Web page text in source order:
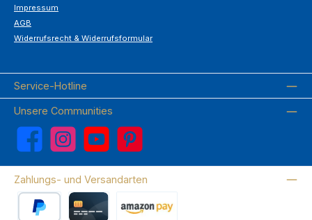
Impressum
AGB
Widerrufsrecht & Widerrufsformular
Service-Hotline
Unsere Communities
Facebook Instagram YouTube Pinterest
Zahlungs- und Versandarten